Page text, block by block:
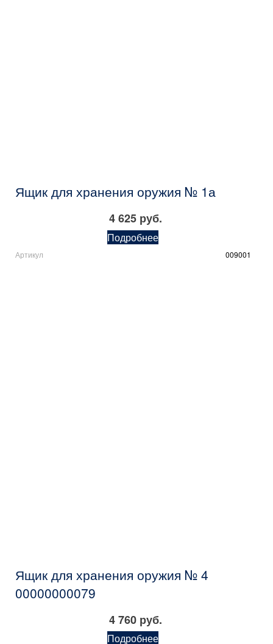
Ящик для хранения оружия № 1а
4 625 руб.
Подробнее
Артикул 009001
Ящик для хранения оружия № 4
00000000079
4 760 руб.
Подробнее